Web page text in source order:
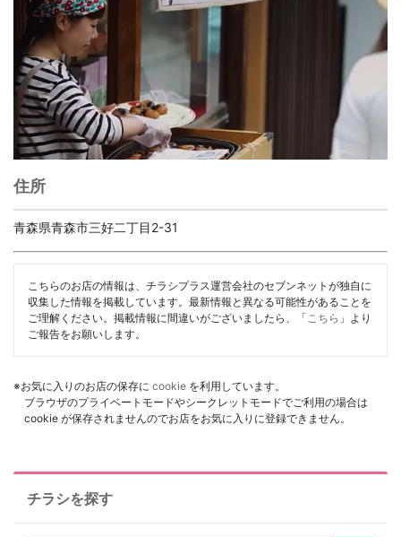
住所
青森県青森市三好二丁目2-31
こちらのお店の情報は、チラシプラス運営会社のセブンネットが独自に
収集した情報を掲載しています。最新情報と異なる可能性があることを
ご理解ください。掲載情報に間違いがございましたら、「 こちら 」より
ご報告をお願いします。
※お気に入りのお店の保存に cookie を利用しています。
ブラウザのプライベートモードやシークレットモードでご利用の場合は
cookie が保存されませんのでお店をお気に入りに登録できません。
チラシを探す